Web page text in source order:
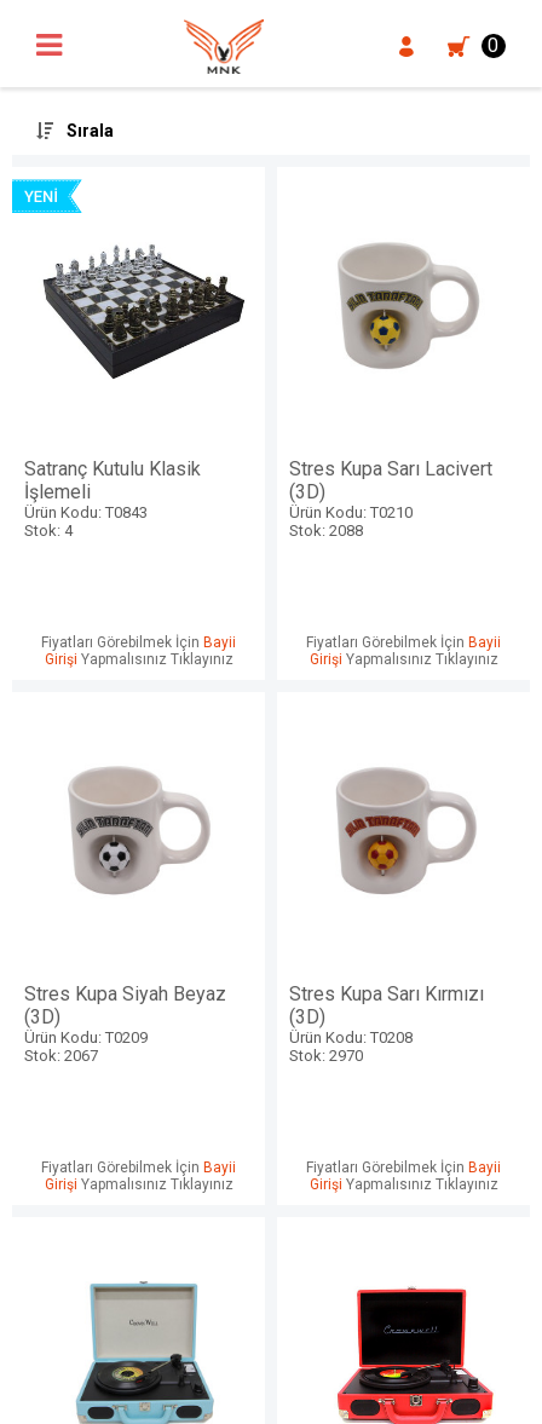
0
Sırala
Satranç Kutulu Klasik
İşlemeli
Ürün Kodu: T0843
Stok: 4
Fiyatları Görebilmek İçin Bayii
Girişi Yapmalısınız Tıklayınız
Stres Kupa Sarı Lacivert
(3D)
Ürün Kodu: T0210
Stok: 2088
Fiyatları Görebilmek İçin Bayii
Girişi Yapmalısınız Tıklayınız
Stres Kupa Siyah Beyaz
(3D)
Ürün Kodu: T0209
Stok: 2067
Fiyatları Görebilmek İçin Bayii
Girişi Yapmalısınız Tıklayınız
Stres Kupa Sarı Kırmızı
(3D)
Ürün Kodu: T0208
Stok: 2970
Fiyatları Görebilmek İçin Bayii
Girişi Yapmalısınız Tıklayınız